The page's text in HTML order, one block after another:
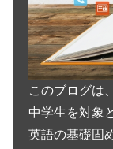
このブログは、
中学生を対象
英語の基礎固